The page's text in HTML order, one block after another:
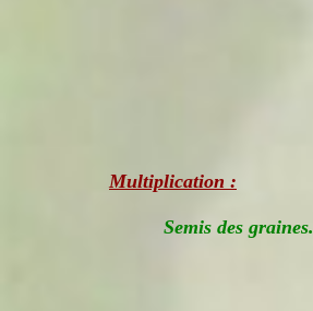
Multiplication :
Semis des graines.